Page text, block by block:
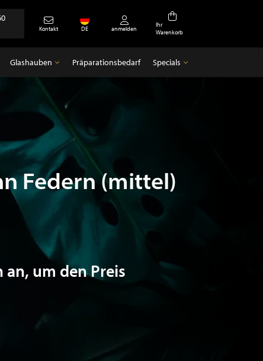
Kontakt DE anmelden
Ihr
Warenkorb
Glashauben
Glashauben
Leere Glocken
Präparationsbedarf Specials
Federn (mittel)
an, um den Preis